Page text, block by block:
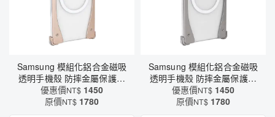
Samsung 模組化鋁合金磁吸
透明手機殼 防摔金屬保護框
MagSafe磁吸充電 × 全包鏡
頭防護 × CNC鋁合金工藝
優惠價NT$ 1450
原價NT$ 1780
Samsung 模組化鋁合金磁吸
透明手機殼 防摔金屬保護框
MagSafe磁吸充電 × 全包鏡
頭防護 × CNC鋁合金工藝
優惠價NT$ 1450
原價NT$ 1780